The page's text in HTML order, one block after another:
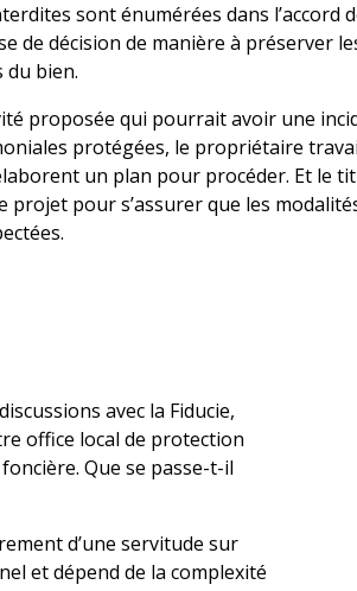
sont énumérées dans l’accord
de décision de manière à préserver
bien.
proposée qui pourrait avoir une
protégées, le propriétaire
un plan pour procéder. Et le
projet pour s’assurer que les
avec la Fiducie,
office local de protection
Que se passe-t-il
d’une servitude sur
et dépend de la complexité